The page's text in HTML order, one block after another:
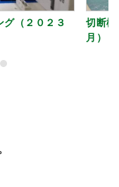
グ（２０２３
切断機
月）